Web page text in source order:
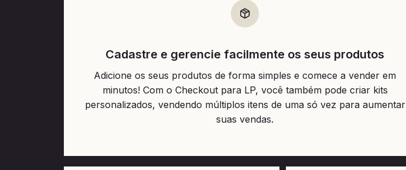
Cadastre e gerencie facilmente os seus produtos
Adicione os seus produtos de forma simples e comece a vender em
minutos! Com o Checkout para LP, você também pode criar kits
personalizados, vendendo múltiplos itens de uma só vez para aumentar
suas vendas.